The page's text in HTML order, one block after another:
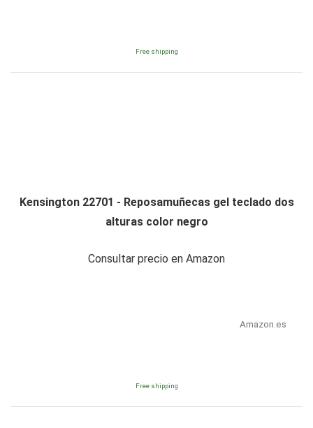
Free shipping
Kensington 22701 - Reposamuñecas gel teclado dos
alturas color negro
Consultar precio en Amazon
Amazon.es
Free shipping